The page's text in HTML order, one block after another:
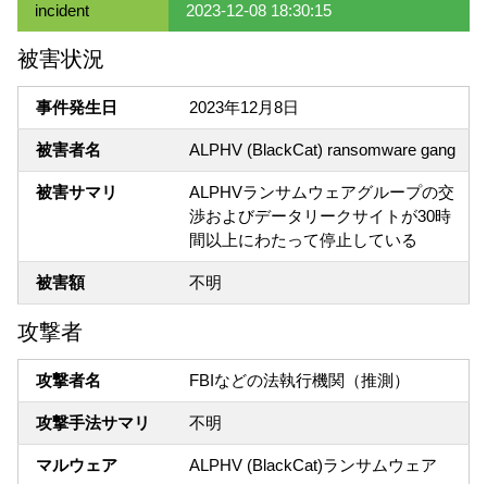
incident 2023-12-08 18:30:15
被害状況
事件発生日 2023年12月8日
被害者名 ALPHV (BlackCat) ransomware gang
被害サマリ
ALPHVランサムウェアグループの交
渉およびデータリークサイトが30時
間以上にわたって停止している
被害額 不明
攻撃者
攻撃者名 FBIなどの法執行機関（推測）
攻撃手法サマリ 不明
マルウェア ALPHV (BlackCat)ランサムウェア